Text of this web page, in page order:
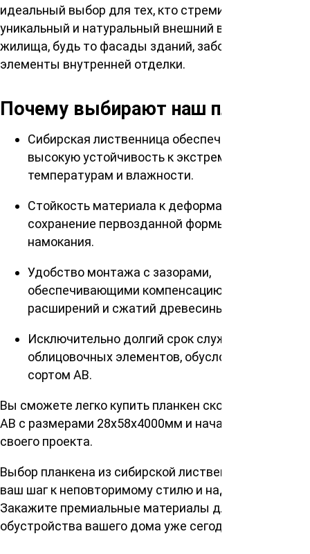
идеальный выбор для тех, кто стремится создать
уникальный и натуральный внешний вид своего
жилища, будь то фасады зданий, заборы или
элементы внутренней отделки.
Почему выбирают наш планкен?
Сибирская лиственница обеспечивает
высокую устойчивость к экстремальным
температурам и влажности.
Стойкость материала к деформации,
сохранение первозданной формы даже после
намокания.
Удобство монтажа с зазорами,
обеспечивающими компенсацию натуральных
расширений и сжатий древесины.
Исключительно долгий срок службы
облицовочных элементов, обусловленный
сортом АВ.
Вы сможете легко купить планкен скошенный сорт
АВ с размерами 28х58х4000мм и начать реализацию
своего проекта.
Выбор планкена из сибирской лиственницы – это
ваш шаг к неповторимому стилю и надежности.
Закажите премиальные материалы для
обустройства вашего дома уже сегодня!